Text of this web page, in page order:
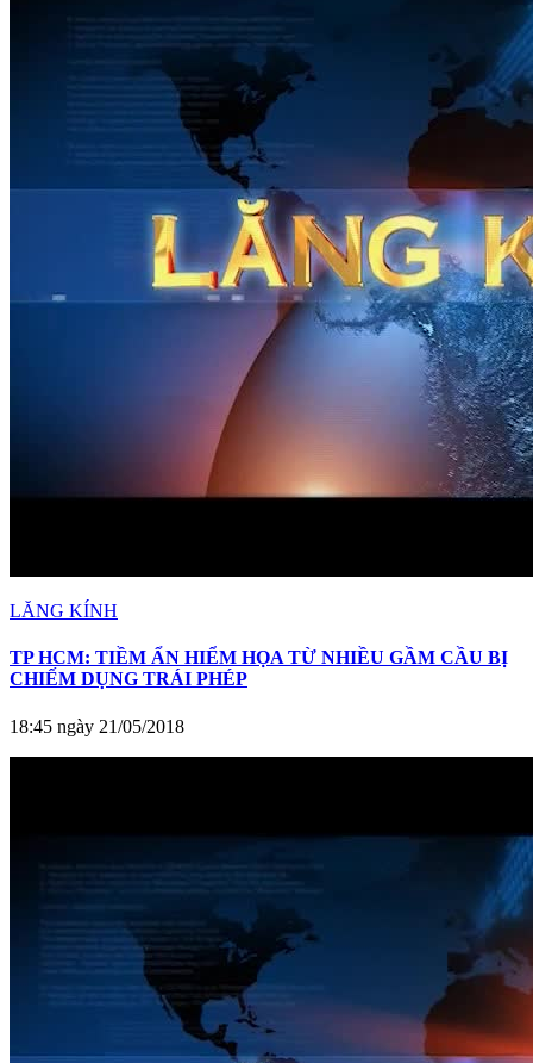
LĂNG KÍNH
TP HCM: TIỀM ẨN HIỂM HỌA TỪ NHIỀU GẦM CẦU BỊ
CHIẾM DỤNG TRÁI PHÉP
18:45 ngày 21/05/2018